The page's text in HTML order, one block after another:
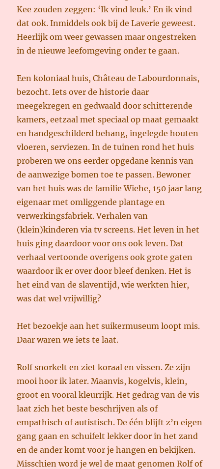
Kee zouden zeggen: ‘Ik vind leuk.’ En ik vind
dat ook. Inmiddels ook bij de Laverie geweest.
Heerlijk om weer gewassen maar ongestreken
in de nieuwe leefomgeving onder te gaan.
Een koloniaal huis, Château de Labourdonnais,
bezocht. Iets over de historie daar
meegekregen en gedwaald door schitterende
kamers, eetzaal met speciaal op maat gemaakt
en handgeschilderd behang, ingelegde houten
vloeren, serviezen. In de tuinen rond het huis
proberen we ons eerder opgedane kennis van
de aanwezige bomen toe te passen. Bewoner
van het huis was de familie Wiehe, 150 jaar lang
eigenaar met omliggende plantage en
verwerkingsfabriek. Verhalen van
(klein)kinderen via tv screens. Het leven in het
huis ging daardoor voor ons ook leven. Dat
verhaal vertoonde overigens ook grote gaten
waardoor ik er over door bleef denken. Het is
het eind van de slaventijd, wie werkten hier,
was dat wel vrijwillig?
Het bezoekje aan het suikermuseum loopt mis.
Daar waren we iets te laat.
Rolf snorkelt en ziet koraal en vissen. Ze zijn
mooi hoor ik later. Maanvis, kogelvis, klein,
groot en vooral kleurrijk. Het gedrag van de vis
laat zich het beste beschrijven als of
empathisch of autistisch. De één blijft z’n eigen
gang gaan en schuifelt lekker door in het zand
en de ander komt voor je hangen en bekijken.
Misschien word je wel de maat genomen Rolf of